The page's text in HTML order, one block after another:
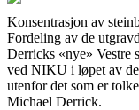
Konsentrasjon av
Fordeling av de
Derricks «nye» Vestre
ved NIKU i løpet av
utenfor det som er
Michael Derrick.